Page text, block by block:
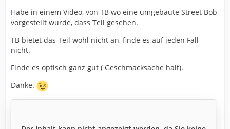
Habe in einem Video, von TB wo eine umgebaute Street Bob
vorgestellt wurde, dass Teil gesehen.
TB bietet das Teil wohl nicht an, finde es auf jeden Fall
nicht.
Finde es optisch ganz gut ( Geschmacksache halt).
Danke.